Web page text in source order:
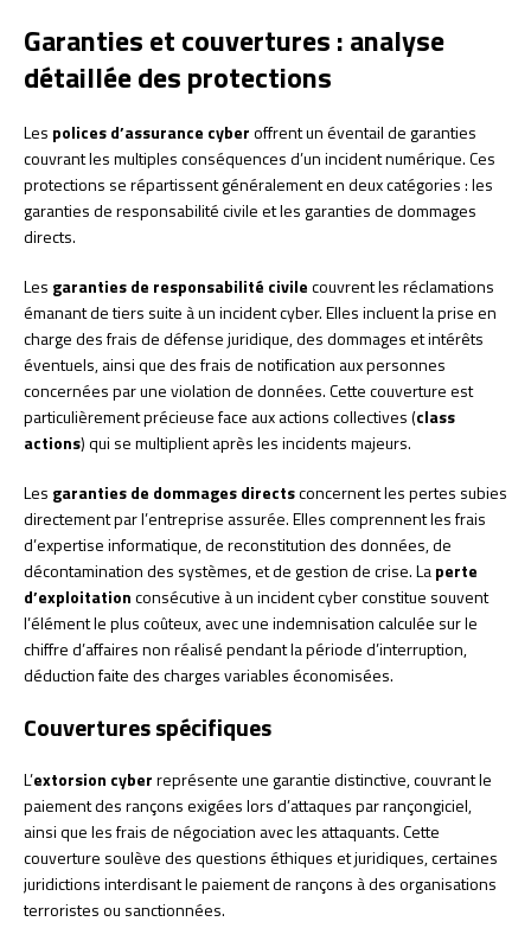
Garanties et couvertures : analyse
détaillée des protections
Les polices d’assurance cyberoffrent un éventail de garanties
couvrant les multiples conséquences d’un incident numérique. Ces
protections se répartissent généralement en deux catégories : les
garanties de responsabilité civile et les garanties de dommages
directs.
Les garanties de responsabilité civilecouvrent les réclamations
émanant de tiers suite à un incident cyber. Elles incluent la prise en
charge des frais de défense juridique, des dommages et intérêts
éventuels, ainsi que des frais de notification aux personnes
concernées par une violation de données. Cette couverture est
particulièrement précieuse face aux actions collectives (class
actions) qui se multiplient après les incidents majeurs.
Les garanties de dommages directsconcernent les pertes subies
directement par l’entreprise assurée. Elles comprennent les frais
d’expertise informatique, de reconstitution des données, de
décontamination des systèmes, et de gestion de crise. Laperte
d’exploitationconsécutive à un incident cyber constitue souvent
l’élément le plus coûteux, avec une indemnisation calculée sur le
chiffre d’affaires non réalisé pendant la période d’interruption,
déduction faite des charges variables économisées.
Couvertures spécifiques
L’extorsion cyberreprésente une garantie distinctive, couvrant le
paiement des rançons exigées lors d’attaques par rançongiciel,
ainsi que les frais de négociation avec les attaquants. Cette
couverture soulève des questions éthiques et juridiques, certaines
juridictions interdisant le paiement de rançons à des organisations
terroristes ou sanctionnées.